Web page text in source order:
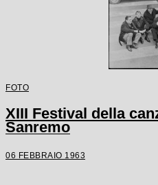
FOTO
XIII Festival della
Sanremo
06 FEBBRAIO 1963